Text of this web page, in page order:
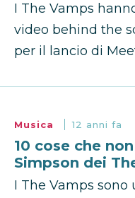
I The Vamps
video behind the
per il lancio di
Musica 12 anni fa
10 cose che
Simpson dei
I The Vamps